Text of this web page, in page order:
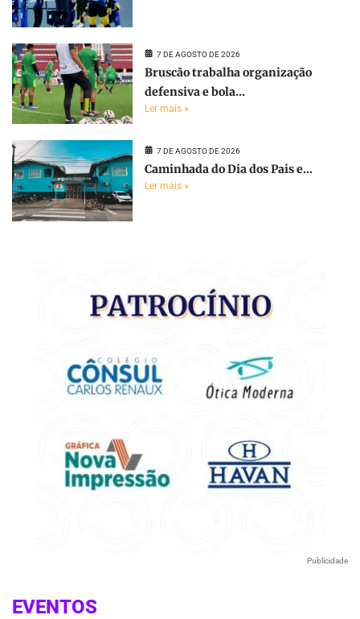
7 DE AGOSTO DE 2026
Bruscão trabalha organização
defensiva e bola...
Ler mais »
7 DE AGOSTO DE 2026
Caminhada do Dia dos Pais e...
Ler mais »
Publicidade
EVENTOS